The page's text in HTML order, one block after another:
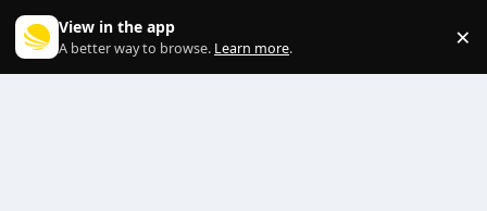
View in the app
A better way to browse. Learn more. ×